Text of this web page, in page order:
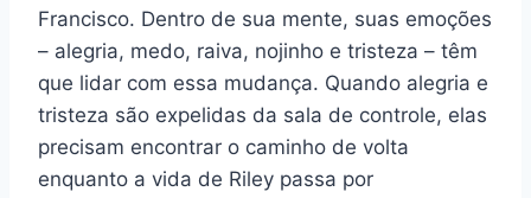
Francisco. Dentro de sua mente, suas emoções
– alegria, medo, raiva, nojinho e tristeza – têm
que lidar com essa mudança. Quando alegria e
tristeza são expelidas da sala de controle, elas
precisam encontrar o caminho de volta
enquanto a vida de Riley passa por